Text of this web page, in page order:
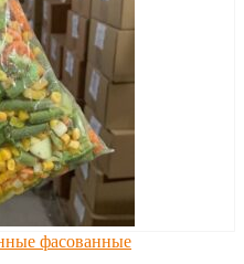
фасованные